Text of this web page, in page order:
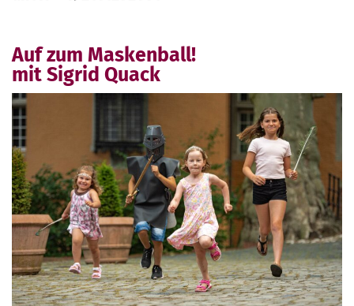
Auf zum Maskenball!
mit Sigrid Quack